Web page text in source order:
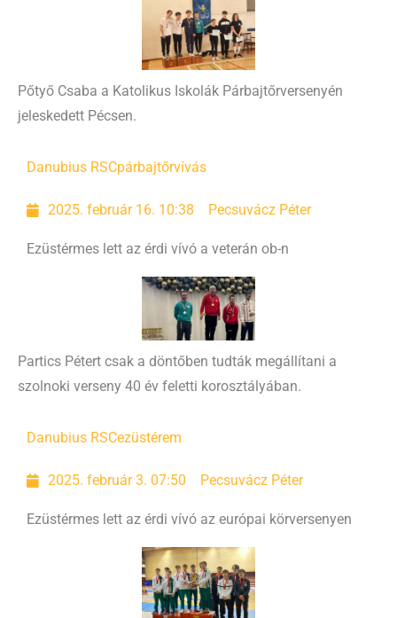
Pőtyő Csaba a Katolikus Iskolák Párbajtőrversenyén
jeleskedett Pécsen.
Danubius RSCpárbajtőrvívás
2025. február 16. 10:38 Pecsuvácz Péter
Ezüstérmes lett az érdi vívó a veterán ob-n
Partics Pétert csak a döntőben tudták megállítani a
szolnoki verseny 40 év feletti korosztályában.
Danubius RSCezüstérem
2025. február 3. 07:50 Pecsuvácz Péter
Ezüstérmes lett az érdi vívó az európai körversenyen